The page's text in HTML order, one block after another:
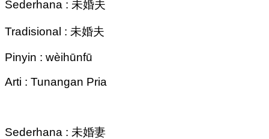
Sederhana : 未婚夫
Tradisional : 未婚夫
Pinyin : wèihūnfū
Arti : Tunangan Pria
Sederhana : 未婚妻